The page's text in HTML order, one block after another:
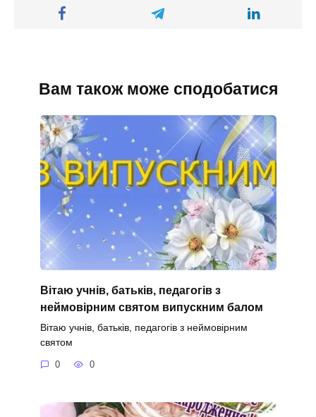
Вам також може сподобатися
Вітаю учнів, батьків, педагогів з
неймовірним святом випускним балом
Вітаю учнів, батьків, педагогів з неймовірним
святом
0 0